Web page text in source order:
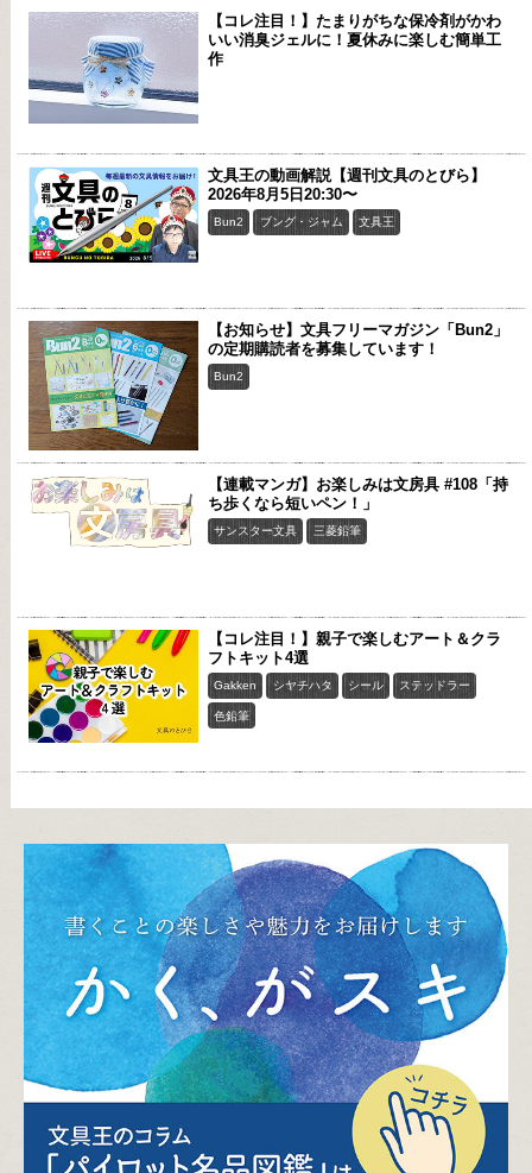
【コレ注目！】たまりがちな保冷剤がかわ
いい消臭ジェルに！夏休みに楽しむ簡単工
作
文具王の動画解説【週刊文具のとびら】
2026年8月5日20:30〜
Bun2 ブング・ジャム 文具王
【お知らせ】文具フリーマガジン「Bun2」
の定期購読者を募集しています！
Bun2
【連載マンガ】お楽しみは文房具 #108「持
ち歩くなら短いペン！」
サンスター文具 三菱鉛筆
【コレ注目！】親子で楽しむアート＆クラ
フトキット4選
Gakken シヤチハタ シール ステッドラー
色鉛筆